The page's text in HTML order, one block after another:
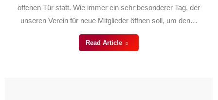
offenen Tür statt. Wie immer ein sehr besonderer Tag, der
unseren Verein für neue Mitglieder öffnen soll, um den…
Read Article